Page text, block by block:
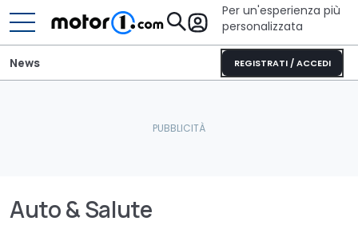
Per un'esperienza più
personalizzata
REGISTRATI / ACCEDI
News
Auto & Salute